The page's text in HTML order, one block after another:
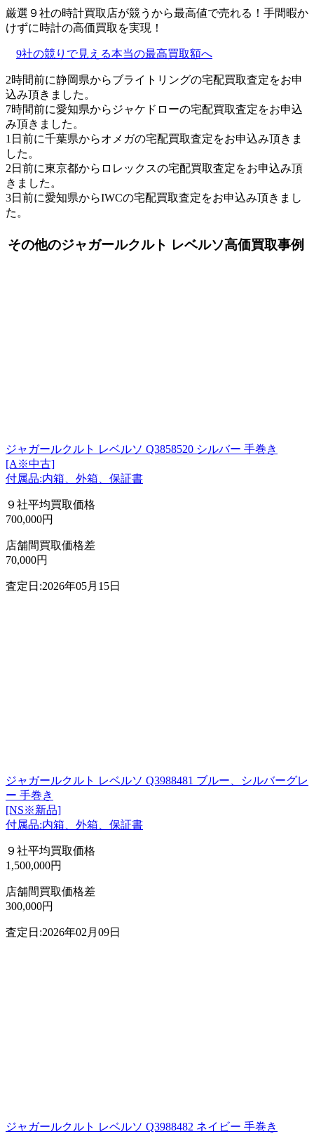
厳選９社の時計買取店が競うから最高値で売れる！手間暇か
けずに時計の高価買取を実現！
9社の競りで見える本当の最高買取額へ
2時間前に静岡県からブライトリングの宅配買取査定をお申
込み頂きました。
7時間前に愛知県からジャケドローの宅配買取査定をお申込
み頂きました。
1日前に千葉県からオメガの宅配買取査定をお申込み頂きま
した。
2日前に東京都からロレックスの宅配買取査定をお申込み頂
きました。
3日前に愛知県からIWCの宅配買取査定をお申込み頂きまし
た。
その他のジャガールクルト レベルソ高価買取事例
ジャガールクルト レベルソ Q3858520 シルバー 手巻き
[A※中古]
付属品:内箱、外箱、保証書
９社平均買取価格
700,000円
店舗間買取価格差
70,000円
査定日:2026年05月15日
ジャガールクルト レベルソ Q3988481 ブルー、シルバーグレ
ー 手巻き
[NS※新品]
付属品:内箱、外箱、保証書
９社平均買取価格
1,500,000円
店舗間買取価格差
300,000円
査定日:2026年02月09日
ジャガールクルト レベルソ Q3988482 ネイビー 手巻き